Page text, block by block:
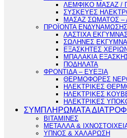
ΛΕΜΦΙΚΟ ΜΑΣΑΖ /
ΣΥΣΚΕΥΕΣ
ΜΑΣΑΖ ΣΩΜΑΤΟΣ –
ΠΡΟΪΟΝΤΑ ΕΝΔΥΝΑΜΩΣΗΣ
ΛΑΣΤΙΧΑ
ΣΩΛΗΝΕΣ
ΕΞΑΣΚΗΤΕΣ
ΜΠΑΛΑΚΙΑ
ΠΟΔΗΛΑΤΑ
ΦΡΟΝΤΙΔΑ – ΕΥΕΞΙΑ
ΘΕΡΜΟΦΟΡΕΣ
ΗΛΕΚΤΡΙΚΕΣ
ΗΛΕΚΤΡΙΚΕΣ
ΗΛΕΚΤΡΙΚΕΣ
ΣΥΜΠΛΗΡΩΜΑΤΑ
ΒΙΤΑΜΙΝΕΣ
ΜΕΤΑΛΛΑ &
ΥΠΝΟΣ & ΧΑΛΑΡΩΣΗ